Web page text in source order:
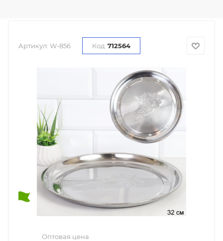
Артикул: W-856 Код: 712564
Оптовая цена